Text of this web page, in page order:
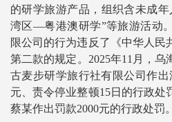
的研学旅游产品，组织含未成
湾区—粤港澳研学”等旅游活动
限公司的行为违反了《中华人民
第二款的规定。2025年11月，
古麦步研学旅行社有限公司作
元、责令停业整顿15日的行政处
蔡某作出罚款2000元的行政处罚。